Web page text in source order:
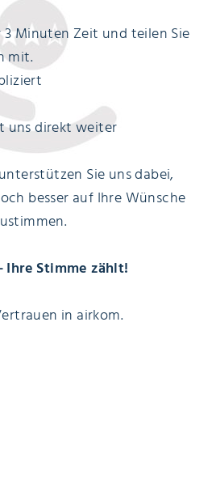
3 Minuten Zeit und teilen Sie
mit.
uns direkt weiter
Sie uns dabei,
besser auf Ihre Wünsche
- Ihre Stimme zählt!
in airkom.